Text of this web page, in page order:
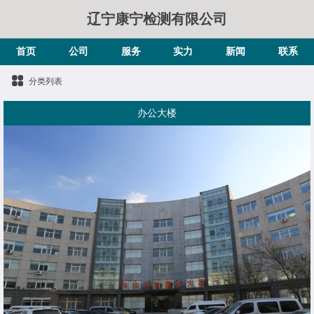
辽宁康宁检测有限公司
首页 公司 服务 实力 新闻 联系
分类列表
办公大楼